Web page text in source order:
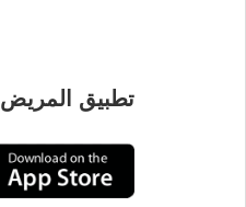
تطبيق المريض